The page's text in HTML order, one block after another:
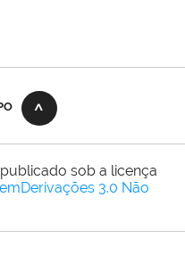
sob a licença
3.0 Não